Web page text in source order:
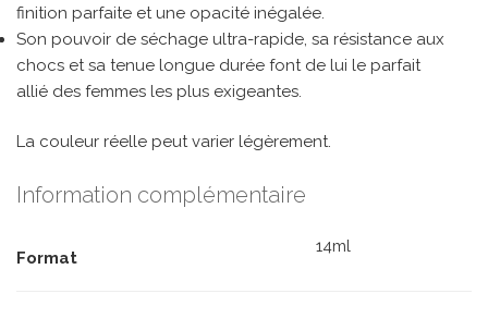
finition parfaite et une opacité inégalée.
Son pouvoir de séchage ultra-rapide, sa résistance aux
chocs et sa tenue longue durée font de lui le parfait
allié des femmes les plus exigeantes.
La couleur réelle peut varier légèrement.
Information complémentaire
Format
14ml